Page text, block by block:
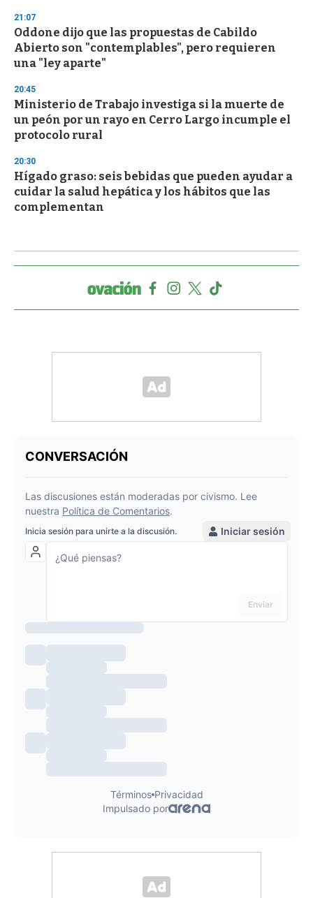
21:07
Oddone dijo que las propuestas de Cabildo
Abierto son "contemplables", pero requieren
una "ley aparte"
20:45
Ministerio de Trabajo investiga si la muerte de
un peón por un rayo en Cerro Largo incumple el
protocolo rural
20:30
Hígado graso: seis bebidas que pueden ayudar a
cuidar la salud hepática y los hábitos que las
complementan